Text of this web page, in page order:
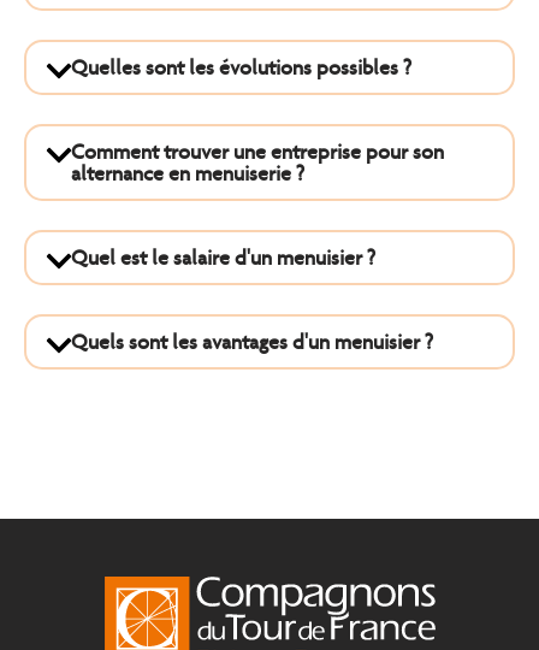
Quelles sont les évolutions possibles ?
Comment trouver une entreprise pour son
alternance en menuiserie ?
Quel est le salaire d'un menuisier ?
Quels sont les avantages d'un menuisier ?